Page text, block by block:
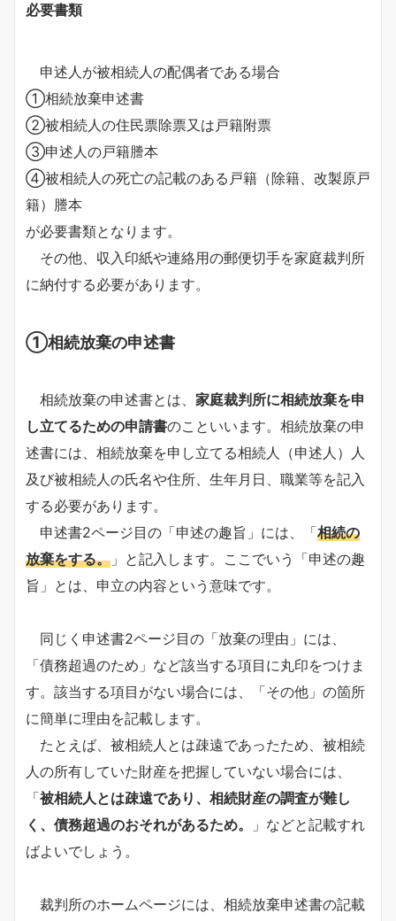
必要書類
申述人が被相続人の配偶者である場合
①相続放棄申述書
②被相続人の住民票除票又は戸籍附票
③申述人の戸籍謄本
④被相続人の死亡の記載のある戸籍（除籍、改製原戸
籍）謄本
が必要書類となります。
その他、収入印紙や連絡用の郵便切手を家庭裁判所
に納付する必要があります。
①相続放棄の申述書
相続放棄の申述書とは、 家庭裁判所に相続放棄を申
し立てるための申請書のこといいます。相続放棄の申
述書には、相続放棄を申し立てる相続人（申述人）人
及び被相続人の氏名や住所、生年月日、職業等を記入
する必要があります。
申述書2ページ目の「申述の趣旨」には、「相続の
放棄をする。 」と記入します。ここでいう「申述の趣
旨」とは、申立の内容という意味です。
同じく申述書2ページ目の「放棄の理由」には、
「債務超過のため」など該当する項目に丸印をつけま
す。該当する項目がない場合には、「その他」の箇所
に簡単に理由を記載します。
たとえば、被相続人とは疎遠であったため、被相続
人の所有していた財産を把握していない場合には、
「被相続人とは疎遠であり、相続財産の調査が難し
く、債務超過のおそれがあるため。
」などと記載すれ
ばよいでしょう。
裁判所のホームページには、相続放棄申述書の記載